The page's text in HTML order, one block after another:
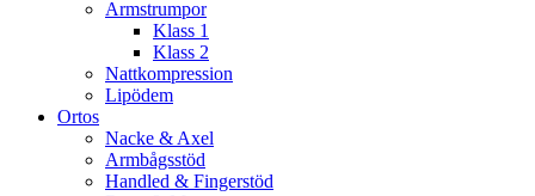
Armstrumpor
Klass 1
Klass 2
Nattkompression
Lipödem
Ortos
Nacke & Axel
Armbågsstöd
Handled & Fingerstöd